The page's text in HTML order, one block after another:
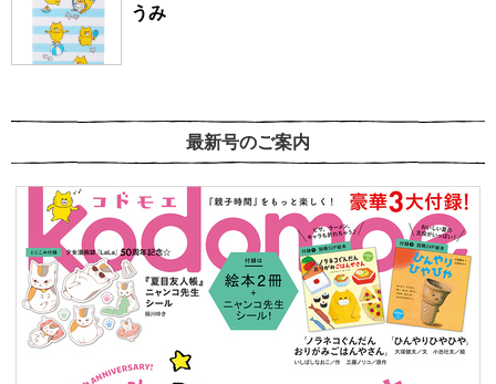
うみ
最新号のご案内